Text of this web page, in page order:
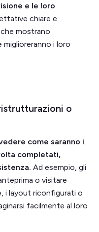
e le loro
chiare e
mostrano
i loro
o
come saranno i
completati,
Ad esempio, gli
o visitare
i layout riconfigurati o
facilmente al loro